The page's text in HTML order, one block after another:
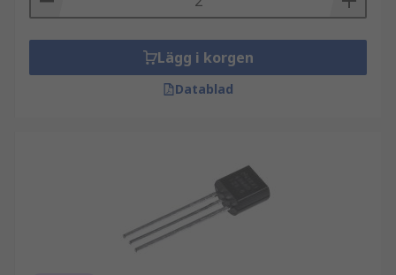
Automatiska dörrar
Lägg i korgen
Datablad